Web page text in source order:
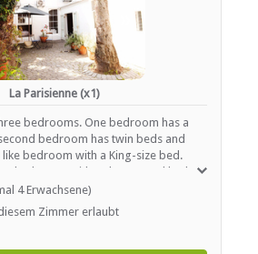
La Parisienne (x1)
bedrooms. One bedroom has a
bedroom has twin beds and
bedroom with a King-size bed.
a bathroom with a shower and bath.
and there is a large living
4 Erwachsene)
Zimmer erlaubt